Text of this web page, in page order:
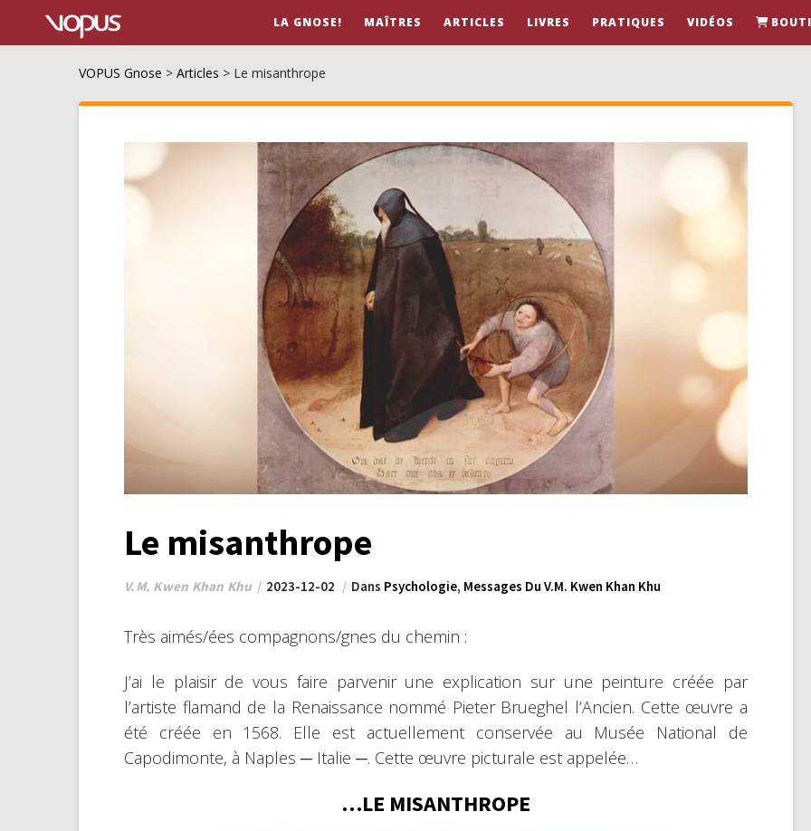
LA GNOSE! MAÎTRES ARTICLES LIVRES PRATIQUES VIDÉOS
VOPUS Gnose > Articles > Le misanthrope
Le misanthrope
V.M. Kwen Khan Khu 2023-12-02 Dans Psychologie, Messages Du V.M. Kwen Khan Khu
Très aimés/ées compagnons/gnes du chemin :
J’ai le plaisir de vous faire parvenir une explication sur une peinture créée par
l’artiste flamand de la Renaissance nommé Pieter Brueghel l’Ancien. Cette œuvre a
été créée en 1568. Elle est actuellement conservée au Musée National de
Capodimonte, à Naples ─ Italie ─. Cette œuvre picturale est appelée…
…LE MISANTHROPE